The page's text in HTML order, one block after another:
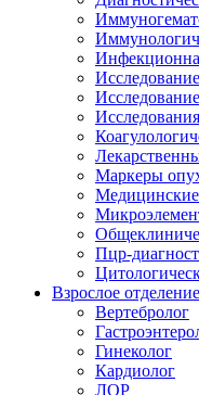
Маркеры
Медицинские
Пцр-
Взрослое отделение
Вертебролог
Гинеколог
Кардиолог
ЛОР